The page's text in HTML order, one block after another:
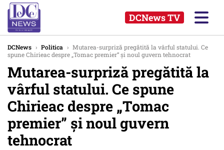
DCNews TV
DCNews › Politica › Mutarea-surpriză pregătită la vârful statului. Ce
spune Chirieac despre „Tomac premier” și noul guvern tehnocrat
Mutarea-surpriză pregătită la
vârful statului. Ce spune
Chirieac despre „Tomac
premier” și noul guvern
tehnocrat